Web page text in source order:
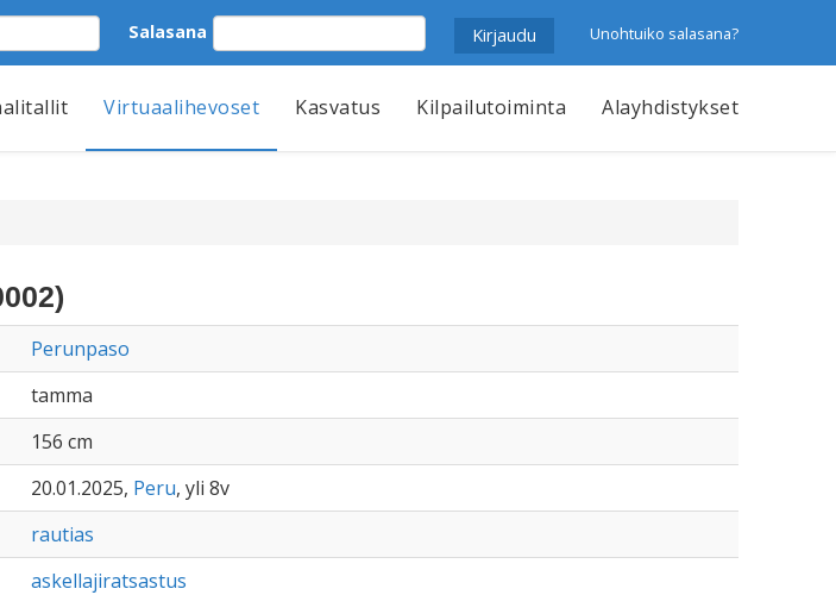
Salasana Unohtuiko salasana?
Virtuaalihevoset Kasvatus Kilpailutoiminta Alayhdistykset
Perunpaso
tamma
156 cm
20.01.2025, Peru, yli 8v
rautias
askellajiratsastus